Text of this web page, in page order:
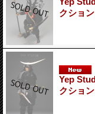
クショ
Yep
クショ